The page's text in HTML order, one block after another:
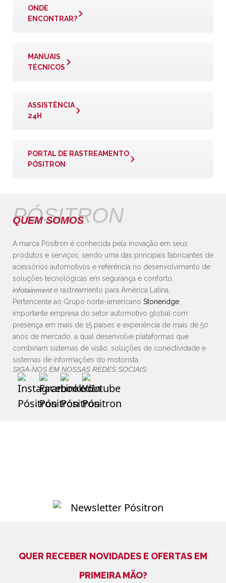
ONDE
ENCONTRAR?
MANUAIS
TÉCNICOS
ASSISTÊNCIA
24H
PORTAL DE RASTREAMENTO
PÓSITRON
PÓSITRON
QUEM SOMOS
A marca Pósitron é conhecida pela inovação em seus
produtos e serviços, sendo uma das principais fabricantes de
acessórios automotivos e referência no desenvolvimento de
soluções tecnológicas em segurança e conforto,
infotainmente rastreamento para América Latina.
Pertencente ao Grupo norte-americano Stoneridge
importante empresa do setor automotivo global com
presença em mais de 15 países e experiência de mais de 50
anos de mercado, a qual desenvolve plataformas que
combinam sistemas de visão, soluções de conectividade e
sistemas de informações do motorista.
SIGA-NOS EM NOSSAS REDES SOCIAIS:
QUER RECEBER NOVIDADES E OFERTAS EM
PRIMEIRA MÃO?